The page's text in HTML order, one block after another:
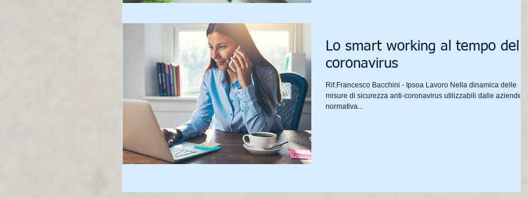
Lo smart working al tempo del
coronavirus
Rif.Francesco Bacchini - Ipsoa Lavoro Nella dinamica delle
misure di sicurezza anti-coronavirus utilizzabili dalle aziende, la
normativa...